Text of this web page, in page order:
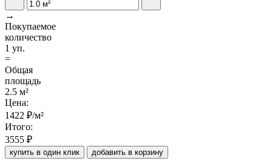
→
Покупаемое
количество
1 уп.
=
Общая
площадь
2.5 м²
Цена:
1422 ₽/м²
Итого:
3555 ₽
купить в один клик добавить в корзину